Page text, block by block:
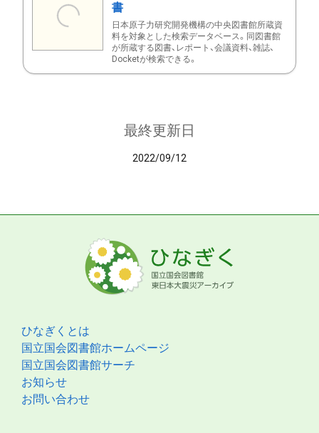
書
日本原子力研究開発機構の中央図書館所蔵資
料を対象とした検索データベース。同図書館
が所蔵する図書、レポート、会議資料、雑誌、
Docketが検索できる。
最終更新日
2022/09/12
ひなぎくとは
国立国会図書館ホームページ
国立国会図書館サーチ
お知らせ
お問い合わせ